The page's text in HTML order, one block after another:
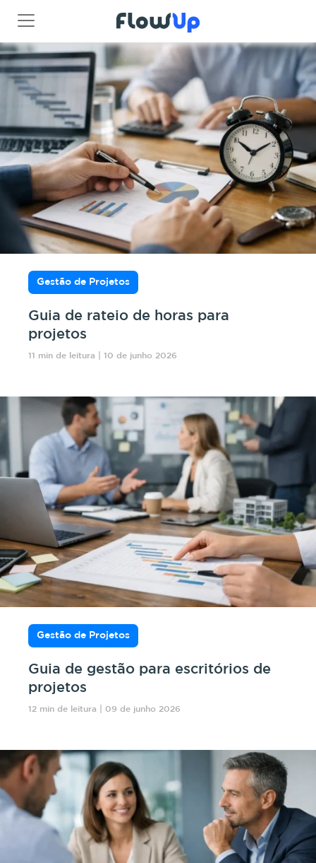
Gestão de Projetos
Guia de rateio de horas para
projetos
11 min de leitura | 10 de junho 2026
Gestão de Projetos
Guia de gestão para escritórios de
projetos
12 min de leitura | 09 de junho 2026